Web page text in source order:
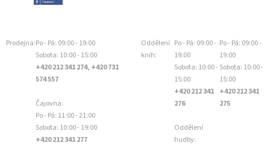
Prodejna:Po - Pá: 09:00 - 19:00
Sobota: 10:00 - 15:00
+420 212 341 274, +420 731
574 557
Čajovna:
Po - Pá: 11:00 - 21:00
Sobota: 10:00 - 19:00
+420 212 341 277
Oddělení
knih:
Po - Pá: 09:00 -
19:00
Sobota: 10:00 -
15:00
+420 212 341
276
Oddělení
hudby:
Po - Pá: 09:00 -
19:00
Sobota: 10:00 -
15:00
+420 212 341
275